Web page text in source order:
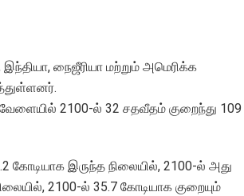
நைஜீரியா மற்றும் அமெரிக்க
2100-ல் 32 சதவீதம் குறைந்து 109
கோடியாக இருந்த நிலையில், 2100-ல் அது
2100-ல் 35.7 கோடியாக குறையும்